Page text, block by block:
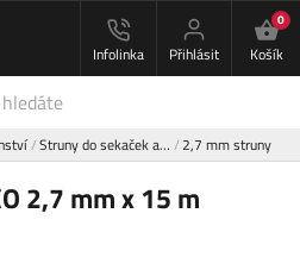
Infolinka Přihlásit
0
Košík
Struny do sekaček a… 2,7 mm struny
2,7 mm x 15 m